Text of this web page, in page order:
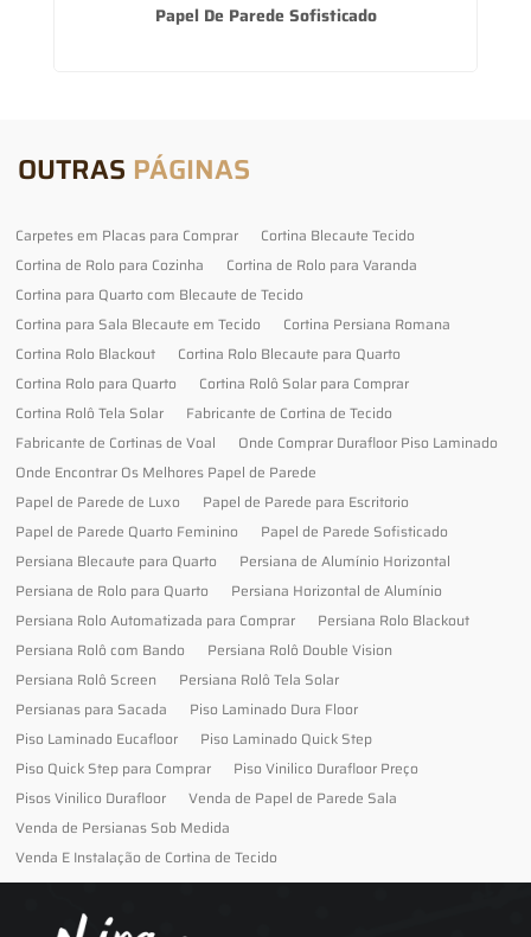
Papel De Parede Sofisticado
OUTRAS PÁGINAS
Carpetes em Placas para Comprar
Cortina Blecaute Tecido
Cortina de Rolo para Cozinha
Cortina de Rolo para Varanda
Cortina para Quarto com Blecaute de Tecido
Cortina para Sala Blecaute em Tecido
Cortina Persiana Romana
Cortina Rolo Blackout
Cortina Rolo Blecaute para Quarto
Cortina Rolo para Quarto
Cortina Rolô Solar para Comprar
Cortina Rolô Tela Solar
Fabricante de Cortina de Tecido
Fabricante de Cortinas de Voal
Onde Comprar Durafloor Piso Laminado
Onde Encontrar Os Melhores Papel de Parede
Papel de Parede de Luxo
Papel de Parede para Escritorio
Papel de Parede Quarto Feminino
Papel de Parede Sofisticado
Persiana Blecaute para Quarto
Persiana de Alumínio Horizontal
Persiana de Rolo para Quarto
Persiana Horizontal de Alumínio
Persiana Rolo Automatizada para Comprar
Persiana Rolo Blackout
Persiana Rolô com Bando
Persiana Rolô Double Vision
Persiana Rolô Screen
Persiana Rolô Tela Solar
Persianas para Sacada
Piso Laminado Dura Floor
Piso Laminado Eucafloor
Piso Laminado Quick Step
Piso Quick Step para Comprar
Piso Vinilico Durafloor Preço
Pisos Vinilico Durafloor
Venda de Papel de Parede Sala
Venda de Persianas Sob Medida
Venda E Instalação de Cortina de Tecido